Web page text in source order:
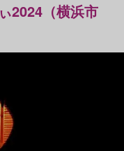
2024（横浜市